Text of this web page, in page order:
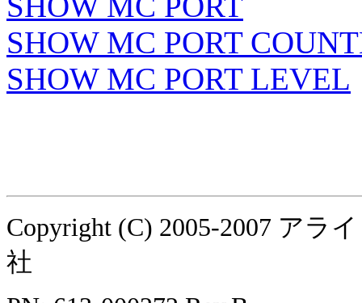
SHOW MC PORT
SHOW MC PORT LEVEL
Copyright (C) 2005-2007 アラ
社